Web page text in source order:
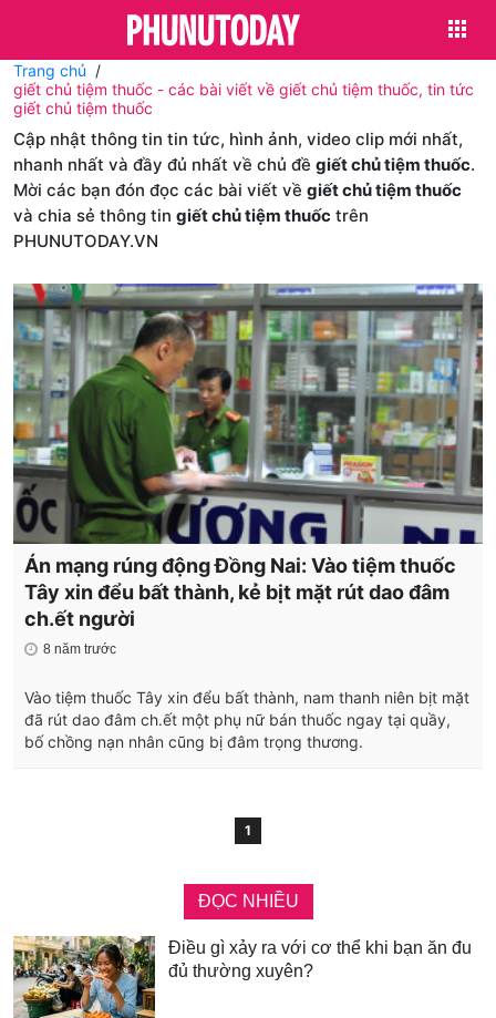
Trang chủ
giết chủ tiệm thuốc - các bài viết về giết chủ tiệm thuốc, tin tức
giết chủ tiệm thuốc
Cập nhật thông tin tin tức, hình ảnh, video clip mới nhất,
nhanh nhất và đầy đủ nhất về chủ đề giết chủ tiệm thuốc.
Mời các bạn đón đọc các bài viết về giết chủ tiệm thuốc
và chia sẻ thông tin giết chủ tiệm thuốc trên
PHUNUTODAY.VN
Án mạng rúng động Đồng Nai: Vào tiệm thuốc
Tây xin đểu bất thành, kẻ bịt mặt rút dao đâm
ch.ết người
8 năm trước
Vào tiệm thuốc Tây xin đểu bất thành, nam thanh niên bịt mặt
đã rút dao đâm ch.ết một phụ nữ bán thuốc ngay tại quầy,
bố chồng nạn nhân cũng bị đâm trọng thương.
1
ĐỌC NHIỀU
Điều gì xảy ra với cơ thể khi bạn ăn đu
đủ thường xuyên?